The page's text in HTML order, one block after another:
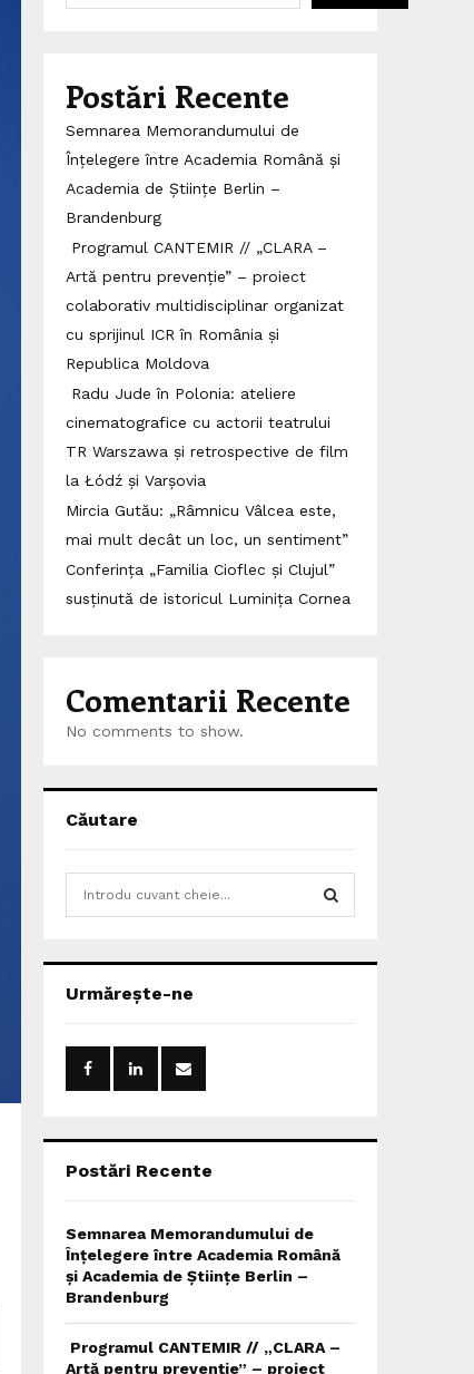
Postări Recente
Semnarea Memorandumului de
Înțelegere între Academia Română și
Academia de Științe Berlin –
Brandenburg
Programul CANTEMIR // „CLARA –
Artă pentru prevenție” – proiect
colaborativ multidisciplinar organizat
cu sprijinul ICR în România și
Republica Moldova
Radu Jude în Polonia: ateliere
cinematografice cu actorii teatrului
TR Warszawa și retrospective de film
la Łódź și Varșovia
Mircia Gutău: „Râmnicu Vâlcea este,
mai mult decât un loc, un sentiment”
Conferința „Familia Cioflec și Clujul”
susținută de istoricul Luminița Cornea
Comentarii Recente
No comments to show.
Căutare
h
o
:
Urmărește-ne
Postări Recente
Semnarea Memorandumului de
Înțelegere între Academia Română
și Academia de Științe Berlin –
Brandenburg
Programul CANTEMIR // „CLARA –
Artă pentru prevenție” – proiect